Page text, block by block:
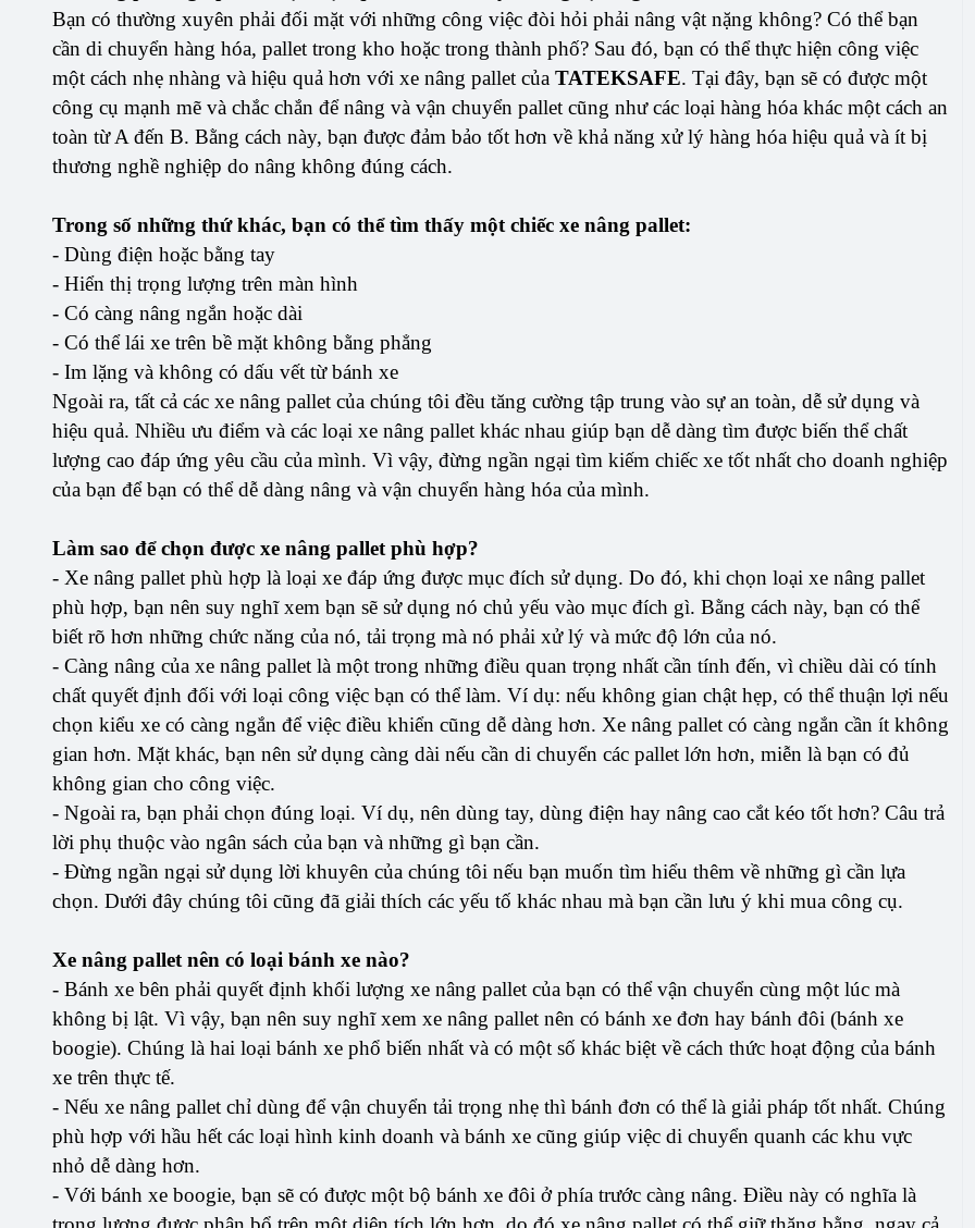
Bạn có thường xuyên phải đối mặt với những công việc đòi hỏi phải nâng vật nặng không? Có thể bạn
cần di chuyển hàng hóa, pallet trong kho hoặc trong thành phố? Sau đó, bạn có thể thực hiện công việc
một cách nhẹ nhàng và hiệu quả hơn với xe nâng pallet của TATEKSAFE. Tại đây, bạn sẽ có được một
công cụ mạnh mẽ và chắc chắn để nâng và vận chuyển pallet cũng như các loại hàng hóa khác một cách an
toàn từ A đến B. Bằng cách này, bạn được đảm bảo tốt hơn về khả năng xử lý hàng hóa hiệu quả và ít bị
thương nghề nghiệp do nâng không đúng cách.
Trong số những thứ khác, bạn có thể tìm thấy một chiếc xe nâng pallet:
- Dùng điện hoặc bằng tay
- Hiển thị trọng lượng trên màn hình
- Có càng nâng ngắn hoặc dài
- Có thể lái xe trên bề mặt không bằng phẳng
- Im lặng và không có dấu vết từ bánh xe
Ngoài ra, tất cả các xe nâng pallet của chúng tôi đều tăng cường tập trung vào sự an toàn, dễ sử dụng và
hiệu quả. Nhiều ưu điểm và các loại xe nâng pallet khác nhau giúp bạn dễ dàng tìm được biến thể chất
lượng cao đáp ứng yêu cầu của mình. Vì vậy, đừng ngần ngại tìm kiếm chiếc xe tốt nhất cho doanh nghiệp
của bạn để bạn có thể dễ dàng nâng và vận chuyển hàng hóa của mình.
Làm sao để chọn được xe nâng pallet phù hợp?
- Xe nâng pallet phù hợp là loại xe đáp ứng được mục đích sử dụng. Do đó, khi chọn loại xe nâng pallet
phù hợp, bạn nên suy nghĩ xem bạn sẽ sử dụng nó chủ yếu vào mục đích gì. Bằng cách này, bạn có thể
biết rõ hơn những chức năng của nó, tải trọng mà nó phải xử lý và mức độ lớn của nó.
- Càng nâng của xe nâng pallet là một trong những điều quan trọng nhất cần tính đến, vì chiều dài có tính
chất quyết định đối với loại công việc bạn có thể làm. Ví dụ: nếu không gian chật hẹp, có thể thuận lợi nếu
chọn kiểu xe có càng ngắn để việc điều khiển cũng dễ dàng hơn. Xe nâng pallet có càng ngắn cần ít không
gian hơn. Mặt khác, bạn nên sử dụng càng dài nếu cần di chuyển các pallet lớn hơn, miễn là bạn có đủ
không gian cho công việc.
- Ngoài ra, bạn phải chọn đúng loại. Ví dụ, nên dùng tay, dùng điện hay nâng cao cắt kéo tốt hơn? Câu trả
lời phụ thuộc vào ngân sách của bạn và những gì bạn cần.
- Đừng ngần ngại sử dụng lời khuyên của chúng tôi nếu bạn muốn tìm hiểu thêm về những gì cần lựa
chọn. Dưới đây chúng tôi cũng đã giải thích các yếu tố khác nhau mà bạn cần lưu ý khi mua công cụ.
Xe nâng pallet nên có loại bánh xe nào?
- Bánh xe bên phải quyết định khối lượng xe nâng pallet của bạn có thể vận chuyển cùng một lúc mà
không bị lật. Vì vậy, bạn nên suy nghĩ xem xe nâng pallet nên có bánh xe đơn hay bánh đôi (bánh xe
boogie). Chúng là hai loại bánh xe phổ biến nhất và có một số khác biệt về cách thức hoạt động của bánh
xe trên thực tế.
- Nếu xe nâng pallet chỉ dùng để vận chuyển tải trọng nhẹ thì bánh đơn có thể là giải pháp tốt nhất. Chúng
phù hợp với hầu hết các loại hình kinh doanh và bánh xe cũng giúp việc di chuyển quanh các khu vực
nhỏ dễ dàng hơn.
- Với bánh xe boogie, bạn sẽ có được một bộ bánh xe đôi ở phía trước càng nâng. Điều này có nghĩa là